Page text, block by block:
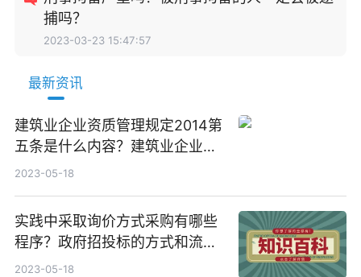
捕吗？
2023-03-23 15:47:57
最新资讯
建筑业企业资质管理规定2014第
五条是什么内容？建筑业企业资
质分为哪三个序列？
2023-05-18
实践中采取询价方式采购有哪些
程序？政府招投标的方式和流程
有哪些？
2023-05-18